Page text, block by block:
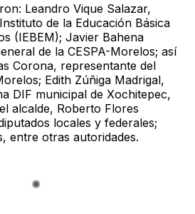
Leandro Vique Salazar,
de la Educación Básica
(IEBEM); Javier Bahena
de la CESPA-Morelos; así
Corona, representante del
Edith Zúñiga Madrigal,
DIF municipal de Xochitepec,
alcalde, Roberto Flores
locales y federales;
entre otras autoridades.